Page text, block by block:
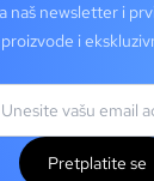
naš newsletter i
i
Pretplatite se